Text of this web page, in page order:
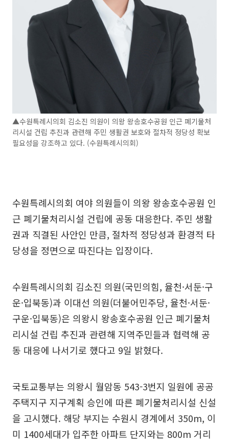
▲수원특례시의회 김소진 의원이 의왕 왕송호수공원 인근 폐기물처
리시설 건립 추진과 관련해 주민 생활권 보호와 절차적 정당성 확보
필요성을 강조하고 있다. (수원특례시의회)
수원특례시의회 여야 의원들이 의왕 왕송호수공원 인
근 폐기물처리시설 건립에 공동 대응한다. 주민 생활
권과 직결된 사안인 만큼, 절차적 정당성과 환경적 타
당성을 정면으로 따진다는 입장이다.
수원특례시의회 김소진 의원(국민의힘, 율천·서둔·구
운·입북동)과 이대선 의원(더불어민주당, 율천·서둔·
구운·입북동)은 의왕시 왕송호수공원 인근 폐기물처
리시설 건립 추진과 관련해 지역주민들과 협력해 공
동 대응에 나서기로 했다고 9일 밝혔다.
국토교통부는 의왕시 월암동 543-3번지 일원에 공공
주택지구 지구계획 승인에 따른 폐기물처리시설 신설
을 고시했다. 해당 부지는 수원시 경계에서 350m, 이
미 1400세대가 입주한 아파트 단지와는 800m 거리